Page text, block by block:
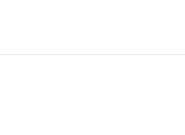
konten